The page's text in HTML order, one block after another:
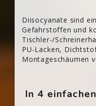
Diisocyanate sind
Gefahrstoffen und
Tischler-/
PU-Lacken,
Montageschäumen
In 4